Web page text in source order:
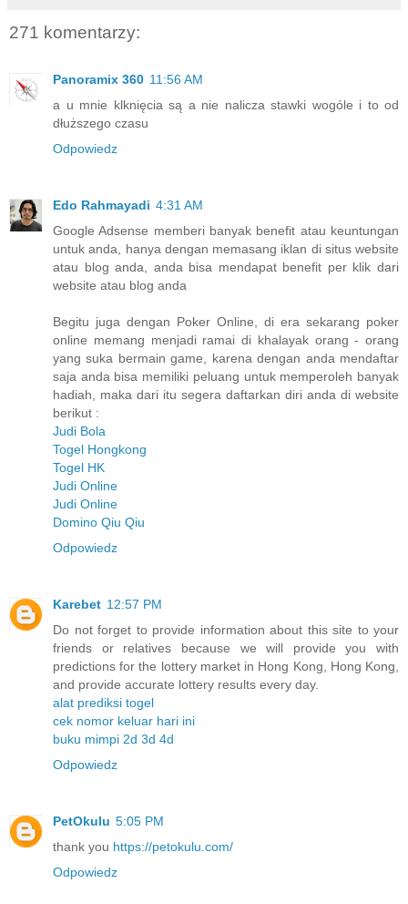
271 komentarzy:
Panoramix 360 11:56 AM
a u mnie klknięcia są a nie nalicza stawki wogóle i to od
dłuższego czasu
Odpowiedz
Edo Rahmayadi 4:31 AM
Google Adsense memberi banyak benefit atau keuntungan
untuk anda, hanya dengan memasang iklan di situs website
atau blog anda, anda bisa mendapat benefit per klik dari
website atau blog anda
Begitu juga dengan Poker Online, di era sekarang poker
online memang menjadi ramai di khalayak orang - orang
yang suka bermain game, karena dengan anda mendaftar
saja anda bisa memiliki peluang untuk memperoleh banyak
hadiah, maka dari itu segera daftarkan diri anda di website
berikut :
Judi Bola
Togel Hongkong
Togel HK
Judi Online
Judi Online
Domino Qiu Qiu
Odpowiedz
Karebet 12:57 PM
Do not forget to provide information about this site to your
friends or relatives because we will provide you with
predictions for the lottery market in Hong Kong, Hong Kong,
and provide accurate lottery results every day.
alat prediksi togel
cek nomor keluar hari ini
buku mimpi 2d 3d 4d
Odpowiedz
PetOkulu 5:05 PM
thank you https://petokulu.com/
Odpowiedz